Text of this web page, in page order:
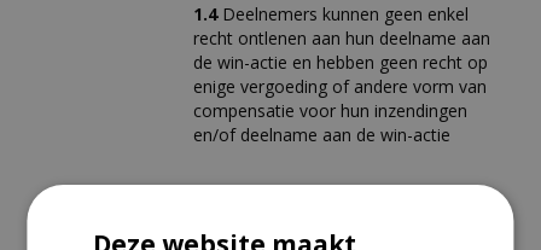
1.4 Deelnemers kunnen geen enkel
recht ontlenen aan hun deelname aan
de win-actie en hebben geen recht op
enige vergoeding of andere vorm van
compensatie voor hun inzendingen
en/of deelname aan de win-actie
2. Prijzen
deelnemers geschiedt op onpartijdige